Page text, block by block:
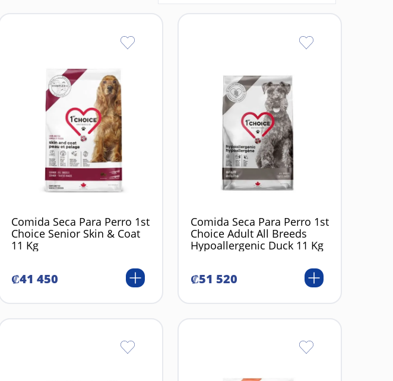
Comida Seca Para Perro 1st
Choice Senior Skin & Coat
11 Kg
₡41 450
Comida Seca Para Perro 1st
Choice Adult All Breeds
Hypoallergenic Duck 11 Kg
₡51 520